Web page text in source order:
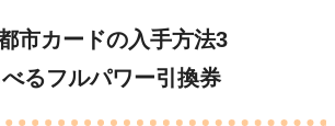
市カードの入手方法3
べるフルパワー引換券